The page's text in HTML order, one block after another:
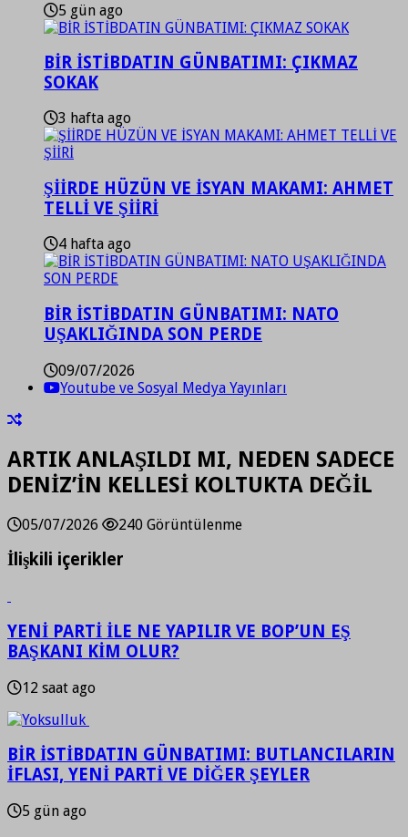
5 gün ago
BİR İSTİBDATIN GÜNBATIMI: ÇIKMAZ
SOKAK
3 hafta ago
ŞİİRDE HÜZÜN VE İSYAN MAKAMI: AHMET
TELLİ VE ŞİİRİ
4 hafta ago
BİR İSTİBDATIN GÜNBATIMI: NATO
UŞAKLIĞINDA SON PERDE
09/07/2026
Youtube ve Sosyal Medya Yayınları
ARTIK ANLAŞILDI MI, NEDEN SADECE
DENİZ’İN KELLESİ KOLTUKTA DEĞİL
05/07/2026 240 Görüntülenme
İlişkili içerikler
YENİ PARTİ İLE NE YAPILIR VE BOP’UN EŞ
BAŞKANI KİM OLUR?
12 saat ago
BİR İSTİBDATIN GÜNBATIMI: BUTLANCILARIN
İFLASI, YENİ PARTİ VE DİĞER ŞEYLER
5 gün ago